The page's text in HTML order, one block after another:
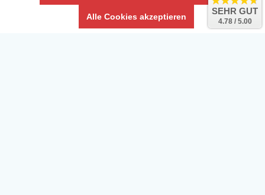
Umwelt und Entsorgung
Vertrag widerrufen
Alle Cookies akzeptieren
SEHR GUT
4.78 / 5.00